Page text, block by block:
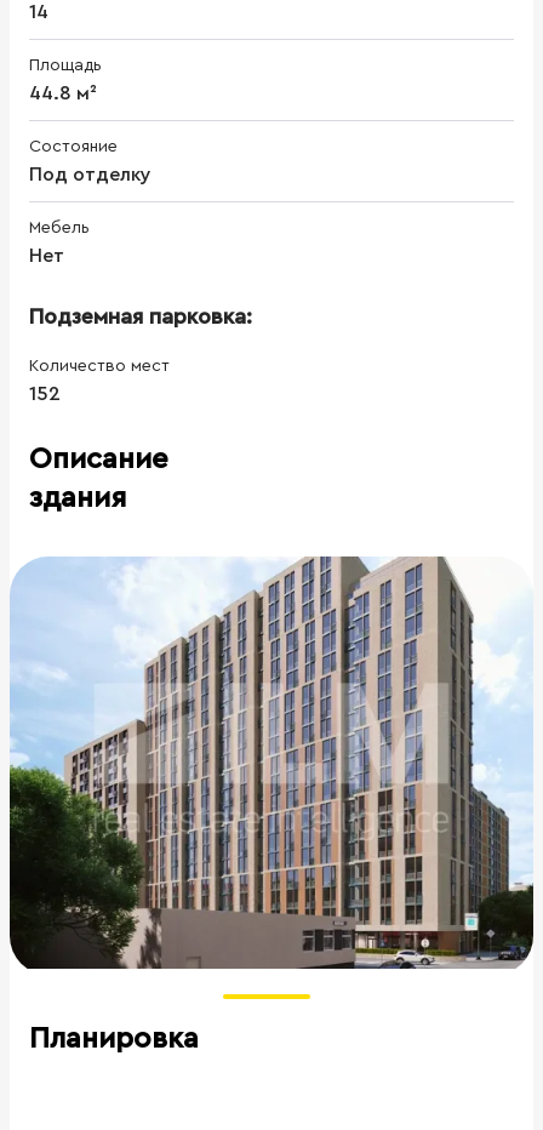
14
Площадь
44.8 м²
Состояние
Под отделку
Мебель
Нет
Подземная парковка:
Количество мест
152
Описание
здания
Планировка